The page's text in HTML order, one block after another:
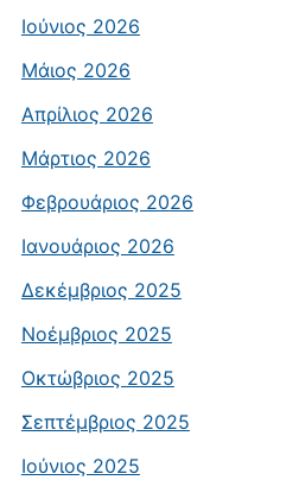
Ιούνιος 2026
Μάιος 2026
Απρίλιος 2026
Μάρτιος 2026
Φεβρουάριος 2026
Ιανουάριος 2026
Δεκέμβριος 2025
Νοέμβριος 2025
Οκτώβριος 2025
Σεπτέμβριος 2025
Ιούνιος 2025